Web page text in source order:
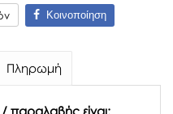
Κοινοποίηση
Πληρωμή